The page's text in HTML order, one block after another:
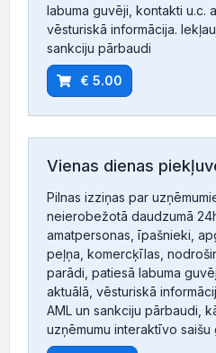
labuma guvēji, kontakti u.c.
vēsturiskā informācija.
sankciju pārbaudi
€ 5.00
Vienas dienas
Pilnas izziņas par
neierobežotā daudzumā
amatpersonas, īpašnieki,
peļņa, komercķīlas,
parādi, patiesā labuma
aktuālā, vēsturiskā
AML un sankciju pārbaudi,
uzņēmumu interaktīvo saišu